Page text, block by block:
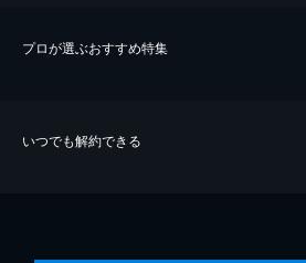
プロが選ぶおすすめ特集
いつでも解約できる